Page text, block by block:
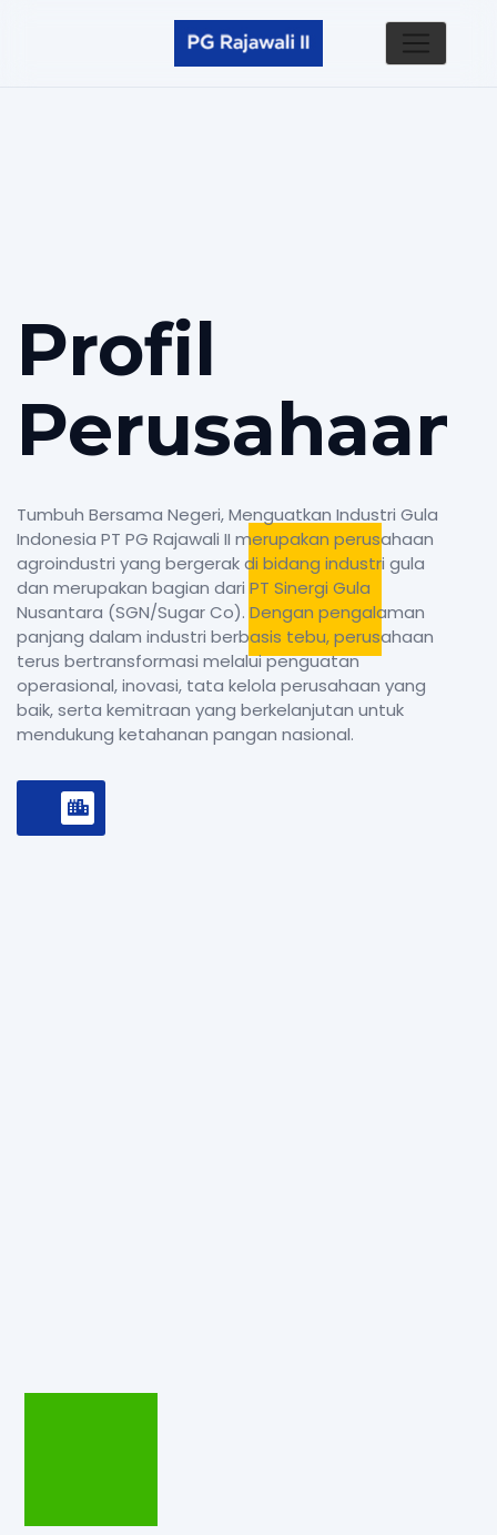
Profil
Perusahaan
Tumbuh Bersama Negeri, Menguatkan Industri Gula
Indonesia PT PG Rajawali II merupakan perusahaan
agroindustri yang bergerak di bidang industri gula
dan merupakan bagian dari PT Sinergi Gula
Nusantara (SGN/Sugar Co). Dengan pengalaman
panjang dalam industri berbasis tebu, perusahaan
terus bertransformasi melalui penguatan
operasional, inovasi, tata kelola perusahaan yang
baik, serta kemitraan yang berkelanjutan untuk
mendukung ketahanan pangan nasional.